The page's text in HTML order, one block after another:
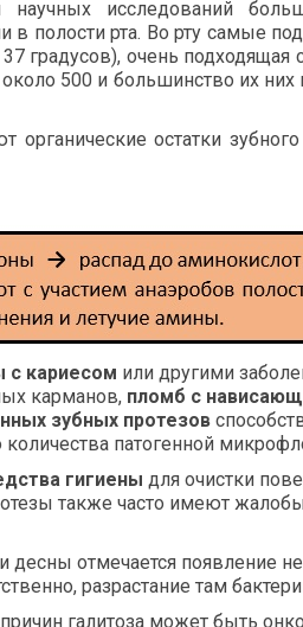
исследований
полости рта. Во рту самые
градусов), очень подходящая
500 и большинство их
органические остатки
с кариесом или другими
карманов, пломб с
зубных протезов
патогенной
гигиены для очистки
также часто имеют
отмечается появление
разрастание там
галитоза может быть